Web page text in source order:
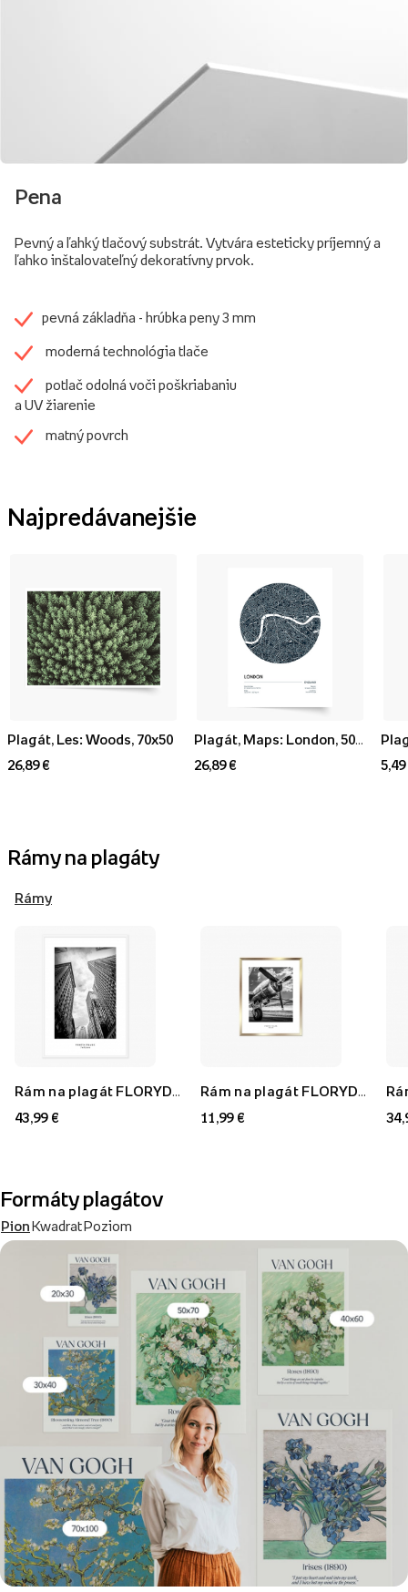
Pena
Pevný a ľahký tlačový substrát. Vytvára esteticky príjemný a
ľahko inštalovateľný dekoratívny prvok.
pevná základňa - hrúbka peny 3 mm
moderná technológia tlače
potlač odolná voči poškriabaniu
a UV žiarenie
matný povrch
Najpredávanejšie
Plagát, Les: Woods, 70x50
26,89 €
26,89 €
5,49
Rámy na plagáty
Rámy
43,99 €
11,99 €
Formáty plagátov
PionKwadratPoziom